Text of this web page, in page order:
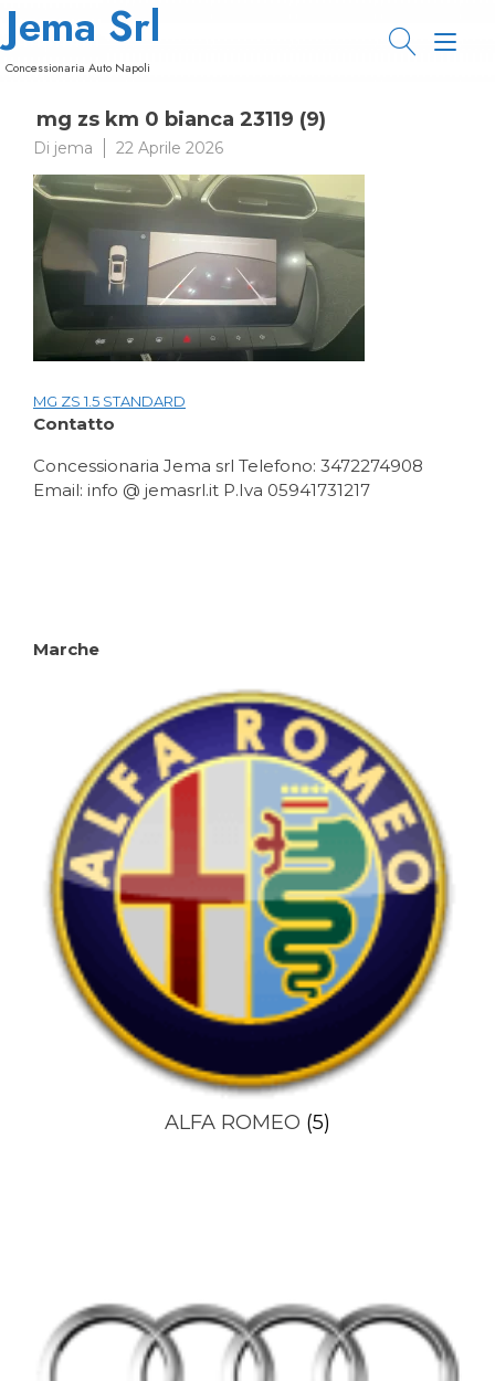
Passa
contenuto
Jema Srl
Concessionaria Auto Napoli
mg zs km 0 bianca 23119 (9)
Di jema 22 Aprile 2026
Navigazione
articoli
MG ZS 1.5 STANDARD
Contatto
Concessionaria Jema srl Telefono: 3472274908
Email: info @ jemasrl.it P.Iva 05941731217
Marche
ALFA ROMEO (5)